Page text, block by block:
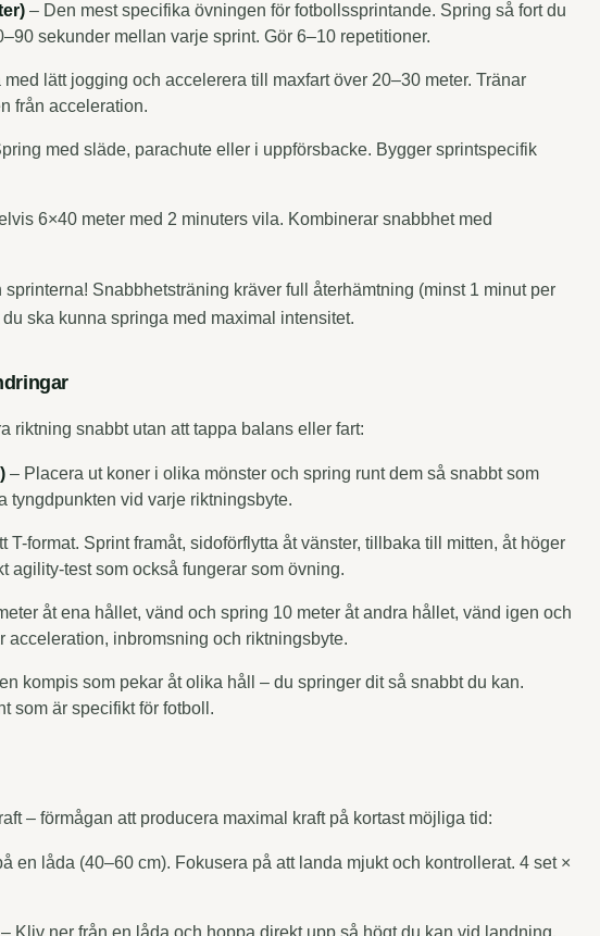
– Den mest specifika övningen för fotbollssprintande. Spring så fort du
sekunder mellan varje sprint. Gör 6–10 repetitioner.
med lätt jogging och accelerera till maxfart över 20–30 meter. Tränar
från acceleration.
med släde, parachute eller i uppförsbacke. Bygger sprintspecifik
6×40 meter med 2 minuters vila. Kombinerar snabbhet med
Snabbhetsträning kräver full återhämtning (minst 1 minut per
ska kunna springa med maximal intensitet.
riktning snabbt utan att tappa balans eller fart:
– Placera ut koner i olika mönster och spring runt dem så snabbt som
tyngdpunkten vid varje riktningsbyte.
T-format. Sprint framåt, sidoförflytta åt vänster, tillbaka till mitten, åt höger
agility-test som också fungerar som övning.
åt ena hållet, vänd och spring 10 meter åt andra hållet, vänd igen och
acceleration, inbromsning och riktningsbyte.
kompis som pekar åt olika håll – du springer dit så snabbt du kan.
som är specifikt för fotboll.
– förmågan att producera maximal kraft på kortast möjliga tid:
en låda (40–60 cm). Fokusera på att landa mjukt och kontrollerat. 4 set ×
– Kliv ner från en låda och hoppa direkt upp så högt du kan vid landning.